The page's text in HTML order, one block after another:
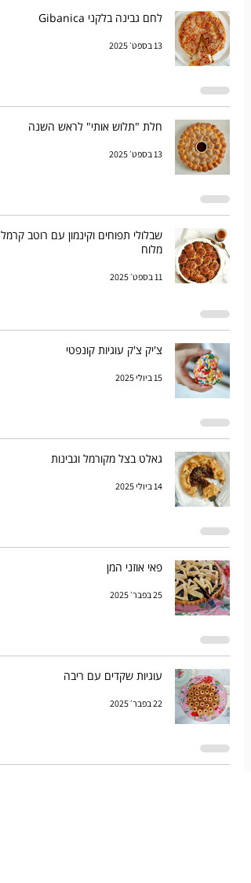
לחם גבינה בלקני Gibanica
13 בספט׳ 2025
חלת "תלוש אותי" לראש השנה
13 בספט׳ 2025
שבלולי תפוחים וקינמון עם רוטב קרמל
מלוח
11 בספט׳ 2025
צ'יק צ'ק עוגיות קונפטי
15 ביולי 2025
גאלט בצל מקורמל וגבינות
14 ביולי 2025
פאי אוזני המן
25 בפבר׳ 2025
עוגיות שקדים עם ריבה
22 בפבר׳ 2025